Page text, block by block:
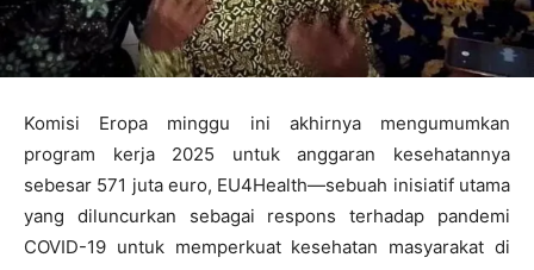
Komisi Eropa minggu ini akhirnya mengumumkan
program kerja 2025 untuk anggaran kesehatannya
sebesar 571 juta euro, EU4Health—sebuah inisiatif utama
yang diluncurkan sebagai respons terhadap pandemi
COVID-19 untuk memperkuat kesehatan masyarakat di